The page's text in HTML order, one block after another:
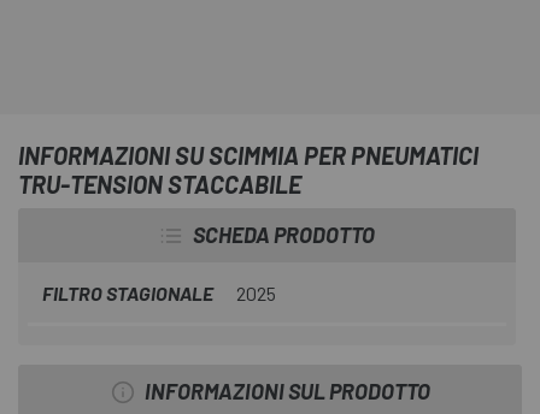
INFORMAZIONI SU SCIMMIA PER PNEUMATICI
TRU-TENSION STACCABILE
SCHEDA PRODOTTO
FILTRO STAGIONALE 2025
INFORMAZIONI SUL PRODOTTO